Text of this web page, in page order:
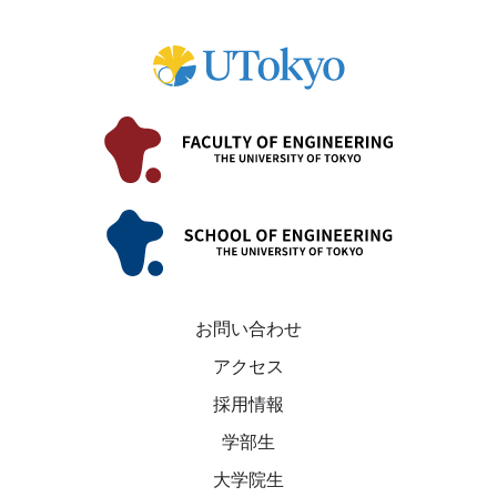
お問い合わせ
アクセス
採用情報
学部生
大学院生